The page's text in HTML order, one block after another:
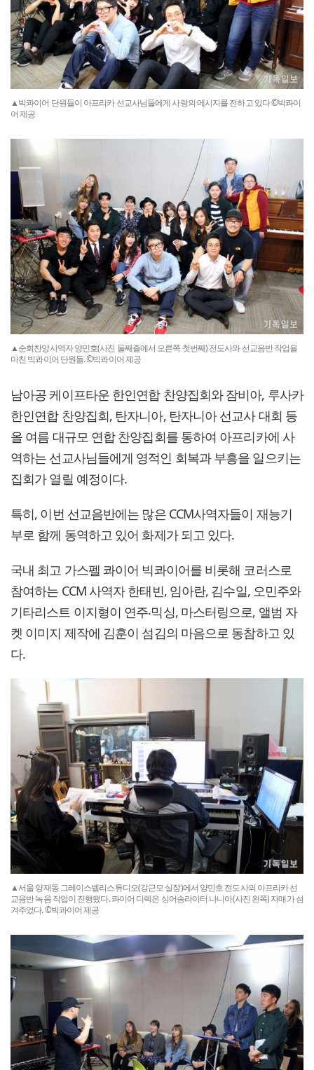
▲빅콰이어 단원들이 아프리카 선교사님들에게 사랑의 메시지를 전하고 있다 ©빅콰이
어 제공
▲순회찬양사역자 양민호(사진 둘째즐에서 오른쪽 첫번째) 전도사와 선교음반 작업을
마친 빅콰이어 단원들. ©빅콰이어 제공
남아공 케이프타운 한인연합 찬양집회와 잠비아, 루사카
한인연합 찬양집회, 탄자니아, 탄자니아 선교사 대회 등
올 여름 대규모 연합 찬양집회를 통하여 아프리카에 사
역하는 선교사님들에게 영적인 회복과 부흥을 일으키는
집회가 열릴 예정이다.
특히, 이번 선교음반에는 많은 CCM사역자들이 재능기
부로 함께 동역하고 있어 화제가 되고 있다.
국내 최고 가스펠 콰이어 빅콰이어를 비롯해 코러스로
참여하는 CCM 사역자 한태빈, 임아란, 김수일, 오민주와
기타리스트 이지형이 연주‧믹싱, 마스터링으로, 앨범 자
켓 이미지 제작에 김훈이 섬김의 마음으로 동참하고 있
다.
▲서울 양재동 그레이스벨리스튜디오(강근모 실장)에서 양민호 전도사의 아프리카 선
교음반 녹음 작업이 진행됐다. 콰이어 디렉은 싱어송라이터 나니아(사진 왼쪽) 자매가 섬
겨주었다. ©빅콰이어 제공